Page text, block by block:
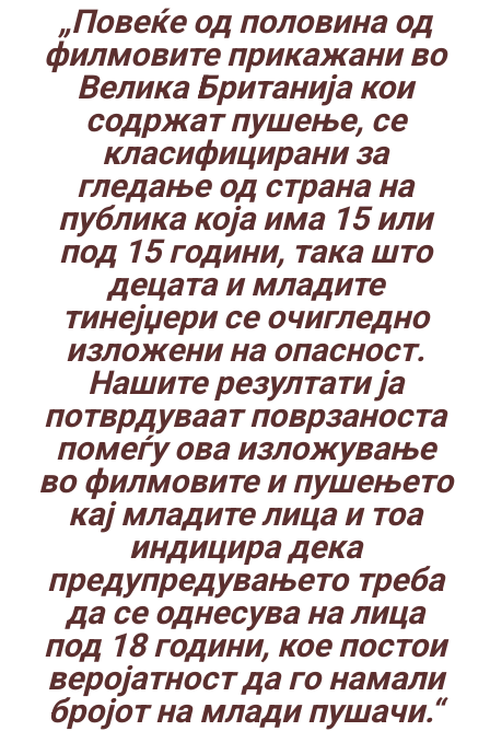
„Повеќе од половина од
филмовите прикажани во
Велика Британија кои
содржат пушење, се
класифицирани за
гледање од страна на
публика која има 15 или
под 15 години, така што
децата и младите
тинејџери се очигледно
изложени на опасност.
Нашите резултати ја
потврдуваат поврзаноста
помеѓу ова изложување
во филмовите и пушењето
кај младите лица и тоа
индицира дека
предупредувањето треба
да се однесува на лица
под 18 години, кое постои
веројатност да го намали
бројот на млади пушачи.“